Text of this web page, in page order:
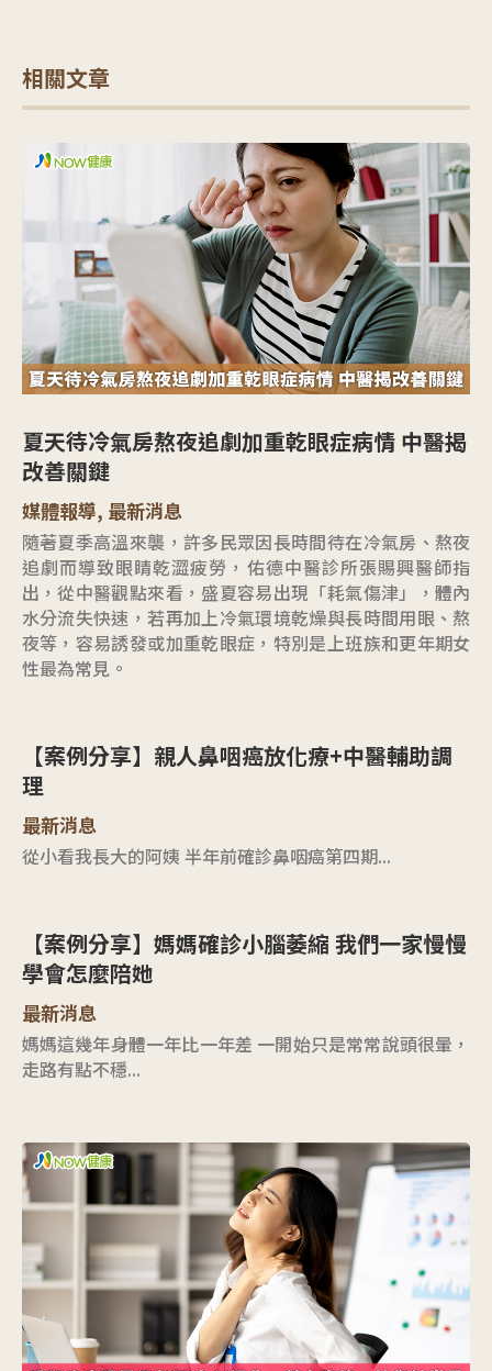
相關文章
夏天待冷氣房熬夜追劇加重乾眼症病情 中醫揭
改善關鍵
媒體報導, 最新消息
隨著夏季高溫來襲，許多民眾因長時間待在冷氣房、熬夜
追劇而導致眼睛乾澀疲勞，佑德中醫診所張賜興醫師指
出，從中醫觀點來看，盛夏容易出現「耗氣傷津」，體內
水分流失快速，若再加上冷氣環境乾燥與長時間用眼、熬
夜等，容易誘發或加重乾眼症，特別是上班族和更年期女
性最為常見。
【案例分享】親人鼻咽癌放化療+中醫輔助調
理
最新消息
從小看我長大的阿姨 半年前確診鼻咽癌第四期...
【案例分享】媽媽確診小腦萎縮 我們一家慢慢
學會怎麼陪她
最新消息
媽媽這幾年身體一年比一年差 一開始只是常常說頭很暈，
走路有點不穩...